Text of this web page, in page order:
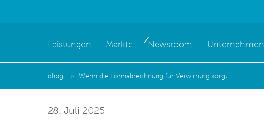
Leistungen Märkte Newsroom Unternehmen
dhpg Wenn die Lohnabrechnung für Verwirrung sorgt
28. Juli 2025